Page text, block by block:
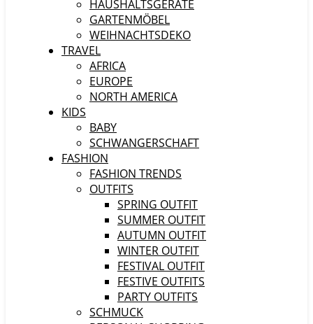
HAUSHALTSGERÄTE
GARTENMÖBEL
WEIHNACHTSDEKO
TRAVEL
AFRICA
EUROPE
NORTH AMERICA
KIDS
BABY
SCHWANGERSCHAFT
FASHION
FASHION TRENDS
OUTFITS
SPRING OUTFIT
SUMMER OUTFIT
AUTUMN OUTFIT
WINTER OUTFIT
FESTIVAL OUTFIT
FESTIVE OUTFITS
PARTY OUTFITS
SCHMUCK